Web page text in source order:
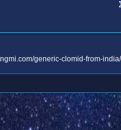
generic-clomid-from-